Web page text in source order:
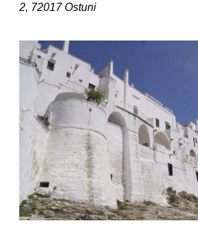
2, 72017 Ostuni